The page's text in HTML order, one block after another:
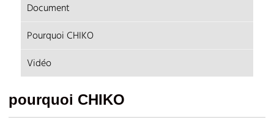
Document
Pourquoi CHIKO
Vidéo
pourquoi CHIKO